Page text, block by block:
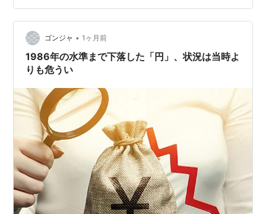
料品消費税減税ですが食料品は､減税効果が弱く食料品と
言っても農作物は､天候次第加工食品も人件費高騰やエネ
ルギーコスト高騰原材料高騰や円安の影響…
ゴンジャ • 1ヶ月前
1986年の水準まで下落した「円」、状況は当時よ
りも危うい